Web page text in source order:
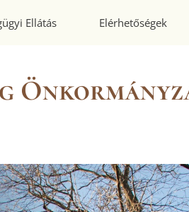
Ellátás Elérhetőségek